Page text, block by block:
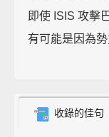
即使 ISIS 攻擊
有可能是因為勢
收錄的佳句